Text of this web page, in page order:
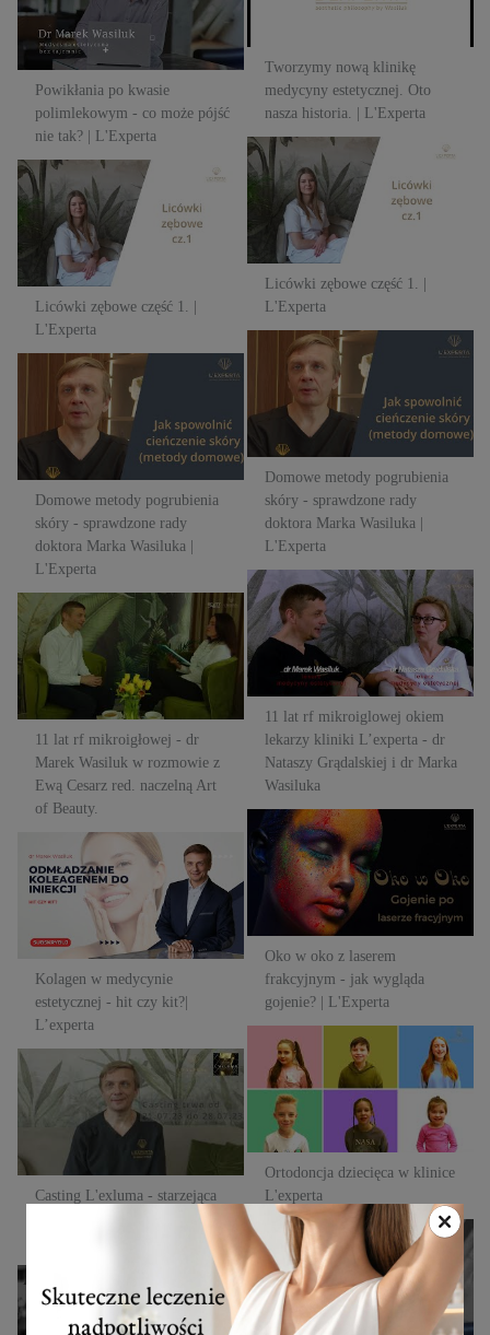
Licówki zębowe część 1. |
L'Experta
Licówki zębowe część 1. |
L'Experta
Tworzymy nową klinikę
medycyny estetycznej. Oto
nasza historia. | L'Experta
Licówki zębowe część 1. |
L'Experta
Licówki zębowe część 1. |
L'Experta
Oko w oko z laserem
frakcyjnym - jak wygląda
gojenie? | L'Experta
Oko w oko z laserem
frakcyjnym - jak wygląda
gojenie? | L'Experta
11 lat rf mikroigłowej - dr
Marek Wasiluk w rozmowie z
Ewą Cesarz red. naczelną Art
of Beauty.
11 lat rf mikroigłowej - dr
Marek Wasiluk w rozmowie z
Ewą Cesarz red. naczelną Art
of Beauty.
11 lat rf mikroiglowej okiem
lekarzy kliniki L’experta - dr
Nataszy Grądalskiej i dr Marka
Wasiluka
11 lat rf mikroiglowej okiem
lekarzy kliniki L’experta - dr
Nataszy Grądalskiej i dr Marka
Wasiluka
Powikłania po kwasie
polimlekowym - co może pójść
nie tak? | L'Experta
nie tak? | L'Experta
Casting L'exluma - starzejąca
się skóra, zwiotczała twarz lub
Casting L'exluma - starzejąca
się skóra, zwiotczała twarz lub
dłonie. | L'Experta
Ścienczenie skóry z wiekiem -
konsekwencje i jak im
zaradzić? | L'Experta
Domowe metody pogrubienia
skóry - sprawdzone rady
doktora Marka Wasiluka |
L'Experta
Domowe metody pogrubienia
skóry - sprawdzone rady
doktora Marka Wasiluka |
L'Experta
Domowe metody pogrubienia
skóry - sprawdzone rady
doktora Marka Wasiluka |
L'Experta
Domowe metody pogrubienia
skóry - sprawdzone rady
doktora Marka Wasiluka |
L'Experta
Ścienczenie skóry z wiekiem -
konsekwencje i jak im
zaradzić? | L'Experta
Kolagen w medycynie
estetycznej - hit czy kit?|
L’experta
Kolagen w medycynie
estetycznej - hit czy kit?|
L’experta
Ortodoncja dziecięca w klinice
L'experta
Ortodoncja dziecięca w klinice
L'experta